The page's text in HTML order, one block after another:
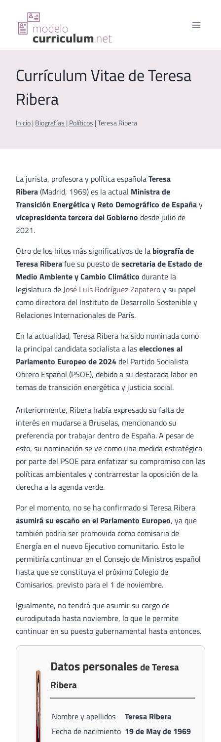
contenido
Currículum Vitae de Teresa
Ribera
Inicio | Biografías | Políticos | Teresa Ribera
La jurista, profesora y política españolaTeresa
Ribera(Madrid, 1969) es la actual Ministra de
Transición Energética y Reto Demográfico de Españay
vicepresidenta tercera del Gobierno desde julio de
2021.
Otro de los hitos más significativos de la biografía de
Teresa Riberafue su puesto desecretaria de Estado de
Medio Ambiente y Cambio Climático durante la
legislatura deJosé Luis Rodríguez Zapateroy su papel
como directora del Instituto de Desarrollo Sostenible y
Relaciones Internacionales de París.
En la actualidad, Teresa Ribera ha sido nominada como
la principal candidata socialista a laselecciones al
Parlamento Europeo de 2024del Partido Socialista
Obrero Español (PSOE), debido a su destacada labor en
temas de transición energética y justicia social.
Anteriormente, Ribera había expresado su falta de
interés en mudarse a Bruselas, mencionando su
preferencia por trabajar dentro de España. A pesar de
esto, su nominación se ve como una medida estratégica
por parte del PSOE para enfatizar su compromiso con las
políticas ambientales y contrarrestar la oposición de la
derecha a la agenda verde​.
Por el momento, no se ha confirmado si Teresa Ribera
asumirá su escaño en el Parlamento Europeo, ya que
también podría ser promovida como comisaria de
Energía en el nuevo Ejecutivo comunitario. Esto le
permitiría continuar en el Consejo de Ministros español
hasta que se constituya el próximo Colegio de
Comisarios, previsto para el 1 de noviembre​.
Igualmente, no tendrá que asumir su cargo de
eurodiputada hasta noviembre, lo que le permite
continuar en su puesto gubernamental hasta entonces​.
Datos personalesde Teresa
Ribera
Nombre y apellidos
Teresa Ribera
Fecha de nacimiento 19 de May de 1969